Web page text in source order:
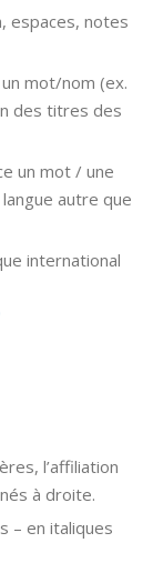
espaces, notes
mot/nom (ex.
des titres des
un mot / une
autre que
international
l’affiliation
à droite.
– en italiques